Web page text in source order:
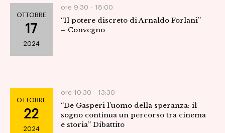
OTTOBRE
17
2024
ore 9:30 - 18:00
“Il potere discreto di Arnaldo Forlani”
– Convegno
OTTOBRE
22
2024
ore 10:30 - 13:30
“De Gasperi l’uomo della speranza: il
sogno continua un percorso tra cinema
e storia” Dibattito